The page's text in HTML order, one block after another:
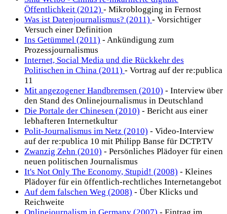
Öffentlichkeit (2012) - Mikroblogging in Fernost
Was ist Datenjournalismus? (2011) - Vorsichtiger
Versuch einer Definition
Ins Getümmel (2011) - Ankündigung zum
Prozessjournalismus
Internet, Social Media und die Rückkehr des
Politischen in China (2011) - Vortrag auf der re:publica
11
Mit angezogener Handbremsen (2010) - Interview über
den Stand des Onlinejournalismus in Deutschland
Die Portale der Chinesen (2010) - Bericht aus einer
lebhafteren Internetkultur
Polit-Journalismus im Netz (2010) - Video-Interview
auf der re:publica 10 mit Philipp Banse für DCTP.TV
Zwanzig Zehn (2010) - Persönliches Plädoyer für einen
neuen politischen Journalismus
It's Not Only The Economy, Stupid! (2008) - Kleines
Plädoyer für ein öffentlich-rechtliches Internetangebot
Auf dem falschen Weg (2008) - Über Klicks und
Reichweite